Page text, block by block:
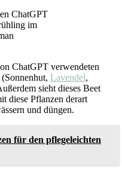
im
ChatGPT verwendeten
Lavendel,
sieht dieses Beet
diese Pflanzen derart
und düngen.
für den pflegeleichten